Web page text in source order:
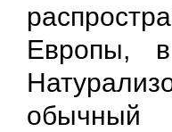
Европы,
обычный